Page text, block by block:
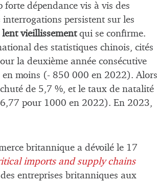
dépendance vis à vis des
interrogations persistent sur les
lent vieillissementqui se confirme.
des statistiques chinois, cités
la deuxième année consécutive
moins (- 850 000 en 2022). Alors
de 5,7 %, et le taux de natalité
pour 1000 en 2022). En 2023,
britannique a dévoilé le 17
imports and supply chains
entreprises britanniques aux